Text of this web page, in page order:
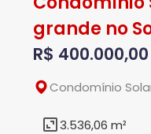
grande no
R$ 400.000,00
Condomínio Solar
3.536,06 m²